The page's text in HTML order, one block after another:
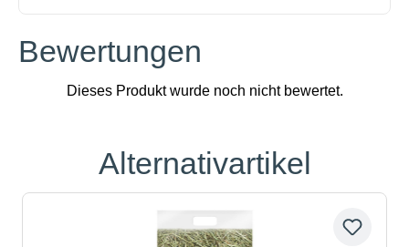
Bewertungen
Produktgalerie überspringen
Alternativartikel